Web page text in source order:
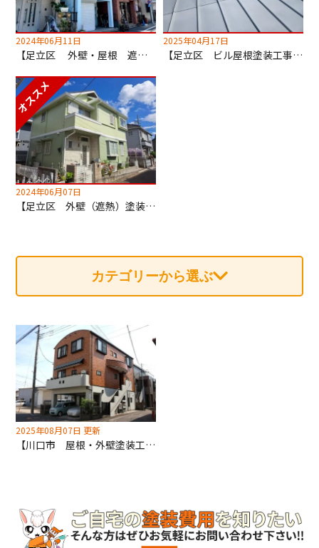
2024年06月11日
【足立区 外壁・屋根 遮熱塗装工事】超低汚染無機塗料でセルフクリーニング！
2025年04月17日
【足立区 ビル屋根塗装工事】キルコ遮断熱塗料使用！2階の室温が劇的に変わります！
2024年06月07日
【足立区 外壁（遮熱）塗装・屋根カバー工法工事】深井塗装はカバー工法も専門！
カテゴリーから選ぶ
2025年08月07日 更新
【川口市 屋根・外壁塗装工事・タイル外壁張替工事】打診検査でタイル外壁の健康診断いたします！深井塗装にお任せください！